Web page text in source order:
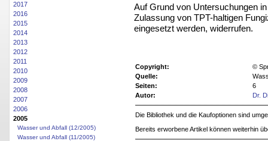
2017
2016
2015
2014
2013
2012
2011
2010
2009
2008
2007
2006
2005
Wasser und Abfall (12/2005)
Wasser und Abfall (11/2005)
Auf Grund von Untersuchungen
Zulassung von TPT-haltigen
eingesetzt werden, widerrufen.
Copyright:
©
Quelle:
Seiten:
6
Autor:
Dr.
Die Bibliothek und die Kaufoptionen sind
Bereits erworbene Artikel können weiterhin